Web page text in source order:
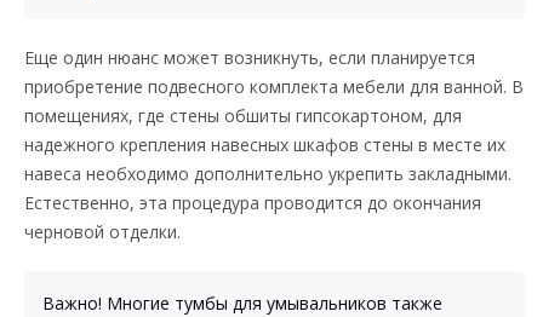
Еще один нюанс может возникнуть, если планируется
приобретение подвесного комплекта мебели для ванной. В
помещениях, где стены обшиты гипсокартоном, для
надежного крепления навесных шкафов стены в месте их
навеса необходимо дополнительно укрепить закладными.
Естественно, эта процедура проводится до окончания
черновой отделки.
Важно! Многие тумбы для умывальников также